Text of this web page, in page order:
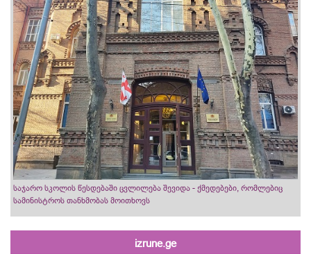
საჯარო სკოლის წესდებაში ცვლილება შევიდა - ქმედებები, რომლებიც
სამინისტროს თანხმობას მოითხოვს
izrune.ge